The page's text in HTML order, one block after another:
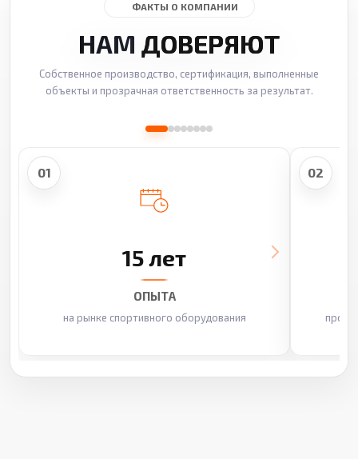
ФАКТЫ О КОМПАНИИ
НАМ ДОВЕРЯЮТ
Собственное производство, сертификация, выполненные
объекты и прозрачная ответственность за результат.
01
15 лет
ОПЫТА
на рынке спортивного оборудования
02